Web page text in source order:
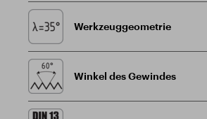
Werkzeuggeometrie
Winkel des Gewindes